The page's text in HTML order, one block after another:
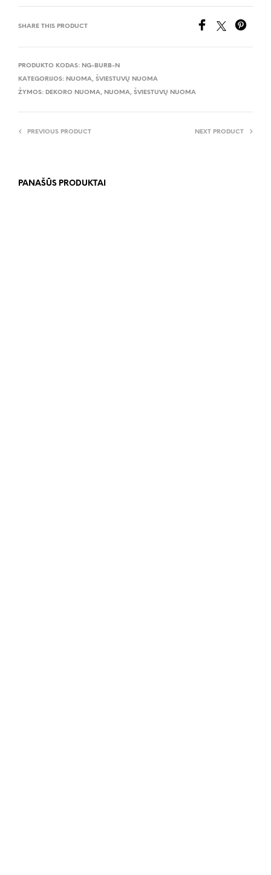
SHARE THIS PRODUCT
PRODUKTO KODAS: NG-BURB-N
KATEGORIJOS: NUOMA, ŠVIESTUVŲ NUOMA
ŽYMOS: DEKORO NUOMA, NUOMA, ŠVIESTUVŲ NUOMA
PREVIOUS PRODUCT NEXT PRODUCT
PANAŠŪS PRODUKTAI